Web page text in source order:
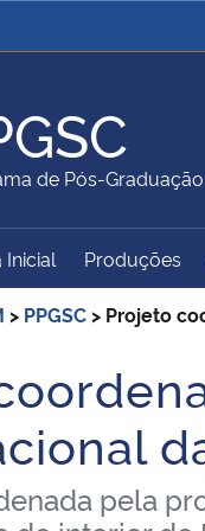
Ministério da Justiça e
Ministério da Educação
Ministério do Turismo
Gabinete de
Institucional
de Pós-
do Sítio
Inicial Produções
> PPGSC > Projeto
pela